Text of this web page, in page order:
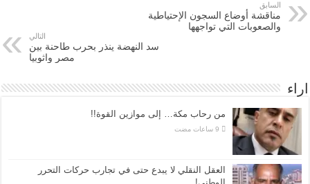
السابق
مناقشة أوضاع السجون الإحتياطية
والصعوبات التي تواجهها
التالي
سد النهضة ينذر بحرب طاحنة بين
مصر واثوبيا
اراء
من رحاب مكة… إلى موازين القوة!!
العقل النقلي لا يبدع حتى في تجارب حركات التحرر